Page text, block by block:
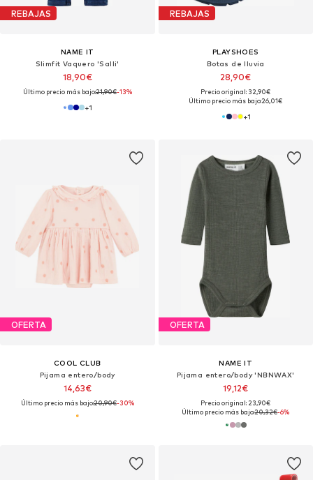
REBAJAS
NAME IT
Slimfit Vaquero 'Salli'
18,90€
Último precio más bajo:21,90€-13%
+1
REBAJAS
PLAYSHOES
Botas de lluvia
28,90€
Precio original: 32,90€
Último precio más bajo:26,01€
+1
OFERTA
COOL CLUB
Pijama entero/body
14,63€
Último precio más bajo:20,90€-30%
OFERTA
NAME IT
Pijama entero/body 'NBNWAX'
19,12€
Precio original: 23,90€
Último precio más bajo:20,32€-6%